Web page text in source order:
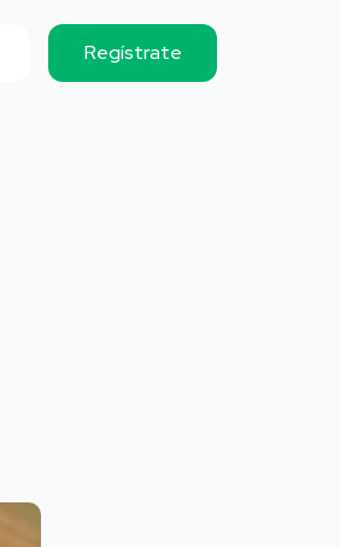
Regístrate